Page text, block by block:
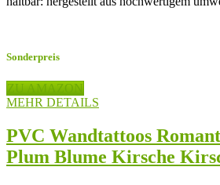
Sonderpreis
ZU AMAZON
MEHR DETAILS
PVC Wandtattoos
Plum Blume Kirsche